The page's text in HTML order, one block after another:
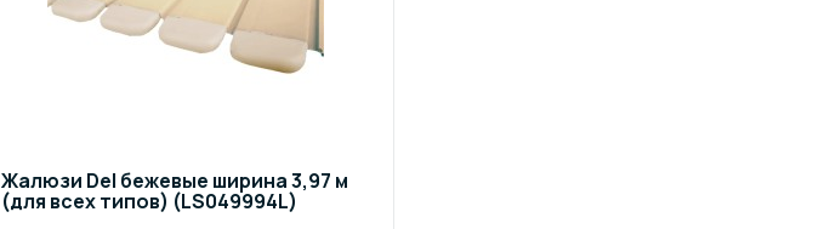
Жалюзи Del бежевые ширина 3,97 м
(для всех типов) (LS049994L)